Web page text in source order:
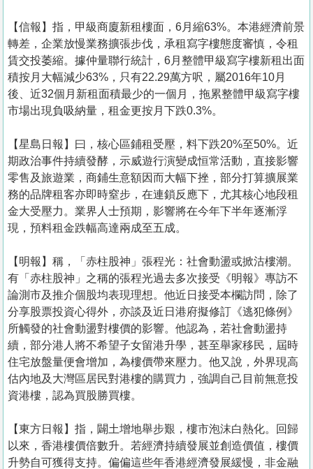
【信報】指，甲級商廈新租樓面，6月縮63%。本港經濟前景
轉差，企業放慢業務擴張步伐，承租寫字樓態度審慎，令租
賃交投萎縮。據仲量聯行統計，6月整體甲級寫字樓新租出面
積按月大幅減少63%，只有22.29萬方呎，屬2016年10月
後、近32個月新租面積最少的一個月，拖累整體甲級寫字樓
市場出現負吸納量，租金更按月下跌0.3%。
【星島日報】曰，核心區鋪租受壓，料下跌20%至50%。近
期政治事件持續發酵，示威遊行演變成恒常活動，直接影響
零售及旅遊業，商鋪生意額因而大幅下挫，部分打算擴展業
務的品牌租客亦即時窒步，在連鎖反應下，尤其核心地段租
金大受壓力。業界人士預期，影響將在今年下半年逐漸浮
現，預料租金跌幅高達兩成至五成。
【明報】稱，「赤柱股神」張程光：社會動盪或掀沽樓潮。
有「赤柱股神」之稱的張程光過去多次接受《明報》專訪不
論測市及推介個股均表現理想。他近日接受本欄訪問，除了
分享股票投資心得外，亦談及近日港府擬修訂《逃犯條例》
所觸發的社會動盪對樓價的影響。他認為，若社會動盪持
續，部分港人將不希望子女留港升學，甚至舉家移民，屆時
住宅放盤量便會增加，為樓價帶來壓力。他又說，外界現高
估內地及大灣區居民對港樓的購買力，強調自己目前無意投
資港樓，認為買股勝買樓。
【東方日報】指，闢土增地舉步艱，樓市泡沫白熱化。回歸
以來，香港樓價倍數升。若經濟持續發展並創造價值，樓價
升勢自可獲得支持。偏偏這些年香港經濟發展緩慢，非金融